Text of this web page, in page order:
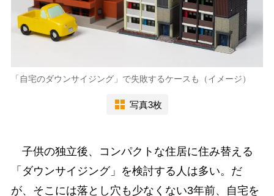
「自宅のダウンサイジング」で失敗するケースも（イメージ）
写真3枚
子供の独立後、コンパクトな住居に住み替える
「ダウンサイジング」を検討する人は多い。だ
が、そこには落とし穴も少なくない3年前、自宅を